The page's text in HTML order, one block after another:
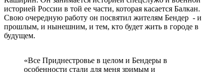
историей России в той ее части, которая касается Балкан.
Свою очередную работу он посвятил жителям Бендер - и
прошлым, и нынешним, и тем, кто будет жить в городе в
будущем.
«Все Приднестровье в целом и Бендеры в
особенности стали для меня зримым и